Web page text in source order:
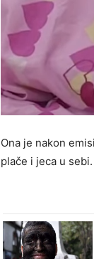
Ona je nakon
plače i jeca u sebi.